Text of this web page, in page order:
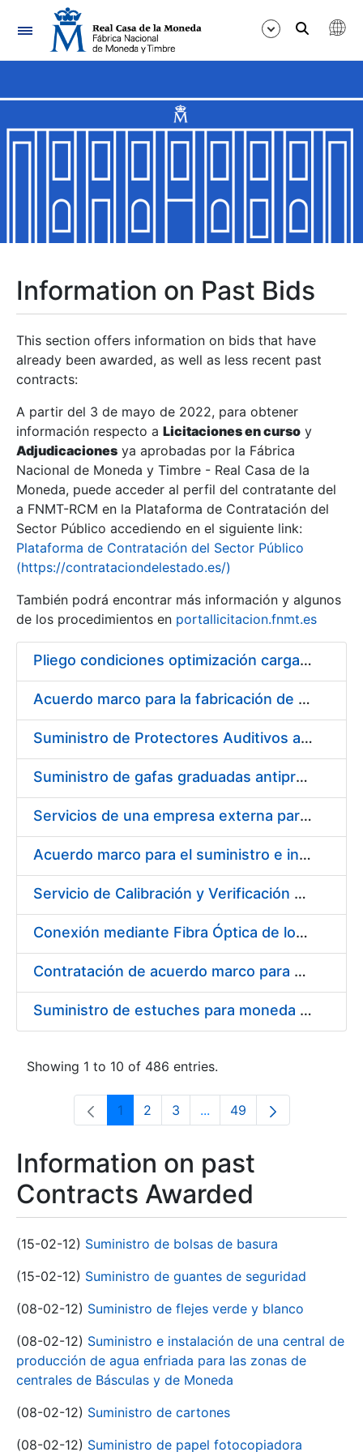
Navigation
Show/Hide
Show/Hide
Show/Hide
Show/Hide
Show/Hide
Show/Hide
Information on Past Bids
This section offers information on bids that have
already been awarded, as well as less recent past
contracts:
A partir del 3 de mayo de 2022, para obtener
información respecto a Licitaciones en curso y
Adjudicaciones ya aprobadas por la Fábrica
Nacional de Moneda y Timbre - Real Casa de la
Moneda, puede acceder al perfil del contratante del
a FNMT-RCM en la Plataforma de Contratación del
Sector Público accediendo en el siguiente link:
Plataforma de Contratación del Sector Público
(https://contrataciondelestado.es/)
También podrá encontrar más información y algunos
de los procedimientos en portallicitacion.fnmt.es
Pliego condiciones optimización cargas compras firmado
Acuerdo marco para la fabricación de piezas
Suministro de Protectores Auditivos a medida para las personas trabajadoras de los Centros de Trabajo de Madrid y Burgos
Suministro de gafas graduadas antiproyecciones para los trabajadores de la FNMT-RCM en los centros de trabajo de Madrid y Burgos
Servicios de una empresa externa para el asesoramiento y resolución de los recursos de alzada que se presentan relacionados con procesos de selección para la FNMT-RCM
Acuerdo marco para el suministro e instalación de persianas, estores y otros complementos
Servicio de Calibración y Verificación Externa de los Equipos de Medición del Servicio de Prevención de la FNMT-RCM
Conexión mediante Fibra Óptica de los Centros de Proceso de Datos (CPDs) de las sedes de la FNMT-RCM de Burgos y Madrid
Contratación de acuerdo marco para el Suministro de Material de Electricidad para la Fábrica Nacional de Moneda y Timbre-Real Casa de la Moneda en su centro de trabajo de Burgos
Suministro de estuches para moneda de 30 €
Showing 1 to 10 of 486 entries.
Page
1 Page
2 Page
3 ...Intermediate Pages Use
Page
49
Information on past
Contracts Awarded
(15-02-12) Suministro de bolsas de basura
(15-02-12) Suministro de guantes de seguridad
(08-02-12) Suministro de flejes verde y blanco
(08-02-12) Suministro e instalación de una central de
producción de agua enfriada para las zonas de
centrales de Básculas y de Moneda
(08-02-12) Suministro de cartones
(08-02-12) Suministro de papel fotocopiadora